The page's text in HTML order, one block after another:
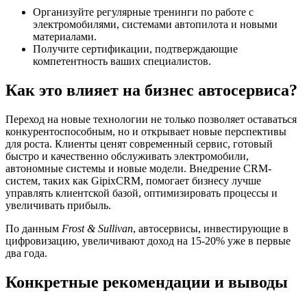
Организуйте регулярные тренинги по работе с
электромобилями, системами автопилота и новыми
материалами.
Получите сертификации, подтверждающие
компетентность ваших специалистов.
Как это влияет на бизнес автосервиса?
Переход на новые технологии не только позволяет оставаться
конкурентоспособным, но и открывает новые перспективы
для роста. Клиенты ценят современный сервис, готовый
быстро и качественно обслуживать электромобили,
автономные системы и новые модели. Внедрение CRM-
систем, таких как GipixCRM, помогает бизнесу лучше
управлять клиентской базой, оптимизировать процессы и
увеличивать прибыль.
По данным Frost & Sullivan, автосервисы, инвестирующие в
цифровизацию, увеличивают доход на 15-20% уже в первые
два года.
Конкретные рекомендации и выводы